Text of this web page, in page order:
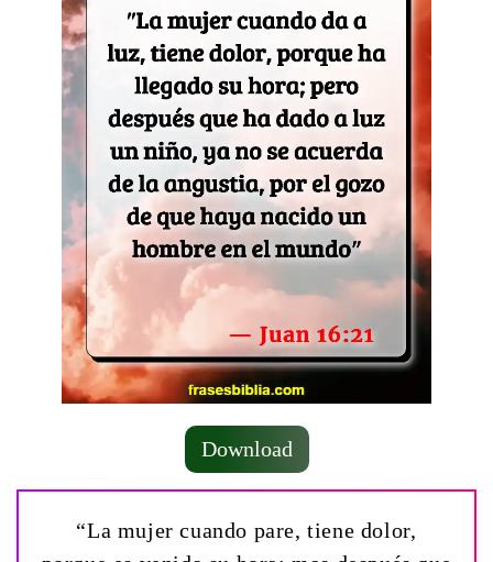
Download
“La mujer cuando pare, tiene dolor,